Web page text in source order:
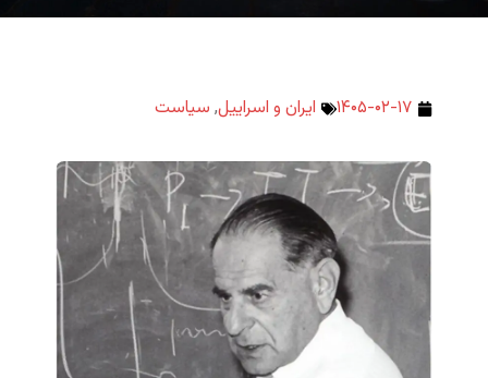
۱۴۰۵-۰۲-۱۷ ایران و اسراییل, سیاست